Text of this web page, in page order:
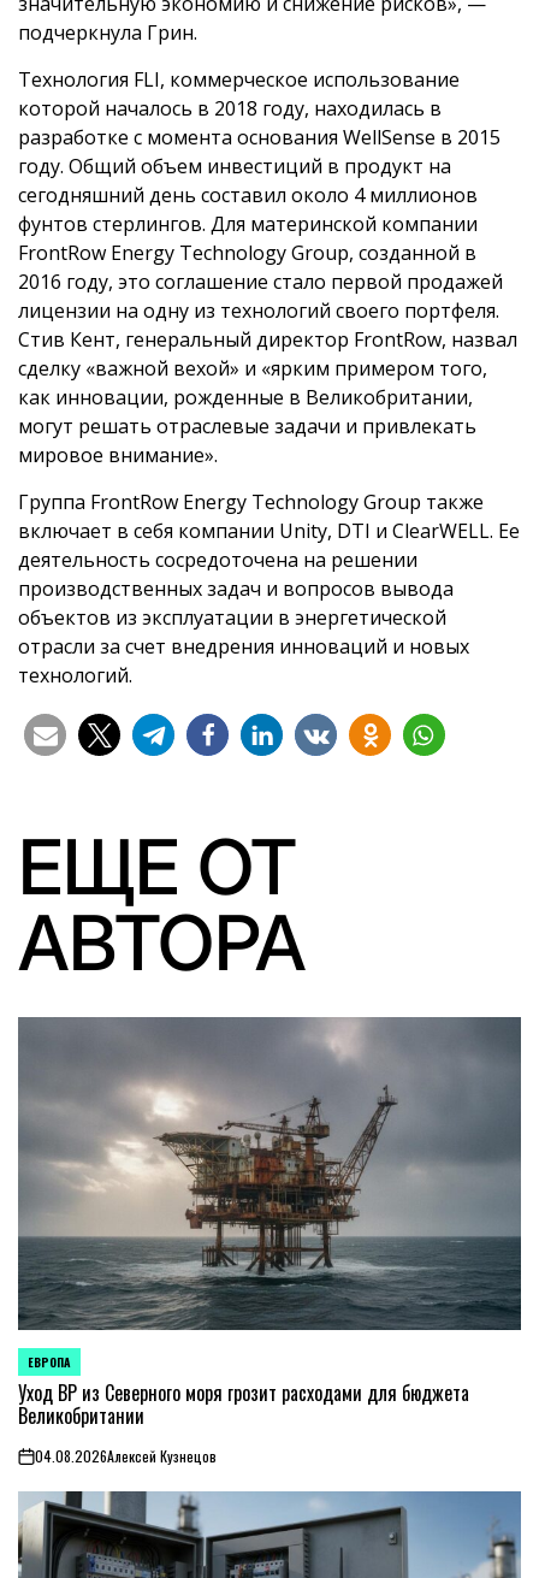
подчеркнула Грин.
Технология FLI, коммерческое использование
которой началось в 2018 году, находилась в
разработке с момента основания WellSense в 2015
году. Общий объем инвестиций в продукт на
сегодняшний день составил около 4 миллионов
фунтов стерлингов. Для материнской компании
FrontRow Energy Technology Group, созданной в
2016 году, это соглашение стало первой продажей
лицензии на одну из технологий своего портфеля.
Стив Кент, генеральный директор FrontRow, назвал
сделку «важной вехой» и «ярким примером того,
как инновации, рожденные в Великобритании,
могут решать отраслевые задачи и привлекать
мировое внимание».
Группа FrontRow Energy Technology Group также
включает в себя компании Unity, DTI и ClearWELL. Ее
деятельность сосредоточена на решении
производственных задач и вопросов вывода
объектов из эксплуатации в энергетической
отрасли за счет внедрения инноваций и новых
технологий.
ЕЩЕ ОТ
АВТОРА
ОПУБЛИКОВАНО
В
ЕВРОПА
Уход BP из Северного моря грозит расходами для бюджета
Великобритании
on04.08.2026Алексей Кузнецов